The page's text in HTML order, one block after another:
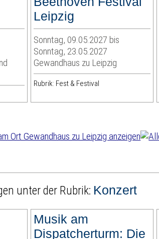
Leipzig
Sonntag, 09.05.2027 bis
Sonntag, 23.05.2027
Gewandhaus zu Leipzig
Rubrik: Fest & Festival
unter der Rubrik: Konzert
Musik am
Dispatcherturm: Die